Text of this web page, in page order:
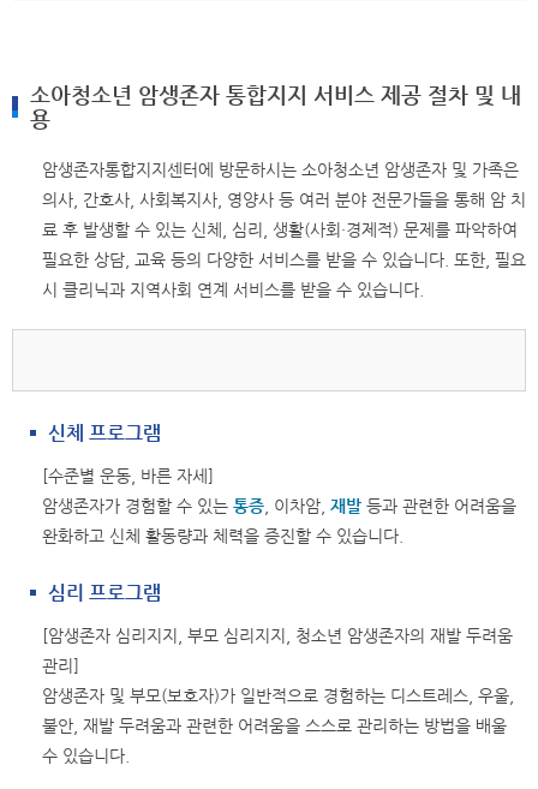
소아청소년 암생존자 통합지지 서비스 제공 절차 및 내
용
암생존자통합지지센터에 방문하시는 소아청소년 암생존자 및 가족은
의사, 간호사, 사회복지사, 영양사 등 여러 분야 전문가들을 통해 암 치
료 후 발생할 수 있는 신체, 심리, 생활(사회·경제적) 문제를 파악하여
필요한 상담, 교육 등의 다양한 서비스를 받을 수 있습니다. 또한, 필요
시 클리닉과 지역사회 연계 서비스를 받을 수 있습니다.
병
원
에
진
신체 프로그램
[수준별 운동, 바른 자세]
암생존자가 경험할 수 있는 통증 , 이차암, 재발 등과 관련한 어려움을
완화하고 신체 활동량과 체력을 증진할 수 있습니다.
심리 프로그램
[암생존자 심리지지, 부모 심리지지, 청소년 암생존자의 재발 두려움
관리]
암생존자 및 부모(보호자)가 일반적으로 경험하는 디스트레스, 우울,
불안, 재발 두려움과 관련한 어려움을 스스로 관리하는 방법을 배울
수 있습니다.